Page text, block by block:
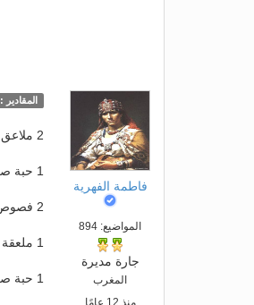
فاطمة الفهرية
المواضيع: 894
جارة مديرة
المغرب
المقادير :
2 ملاعق طعام من الزيت النباتي
1 حبة صغيرة الحجم أو 100 غ من البصل٬ مفرومة فرماً ناعماً
2 فصوص من الثوم٬ مسحوقان
1 ملعقة طعام من الزنجبيل الطازج٬ المفروم
1 حبة صغيرة الحجم أو 75 غ من الجزر٬ مفرومة فرماً ناعماً